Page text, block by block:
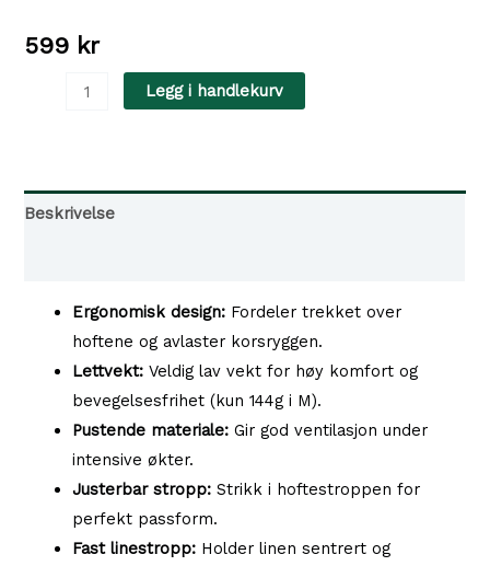
599 kr
Belt,
Legg i handlekurv
Beskrivelse
Ergonomisk design: Fordeler trekket over
hoftene og avlaster korsryggen.
Lettvekt: Veldig lav vekt for høy komfort og
bevegelsesfrihet (kun 144g i M).
Pustende materiale: Gir god ventilasjon under
intensive økter.
Justerbar stropp: Strikk i hoftestroppen for
perfekt passform.
Fast linestropp: Holder linen sentrert og